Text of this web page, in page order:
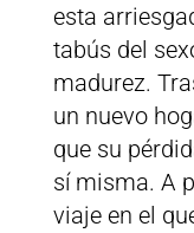
esta
tabús del
madurez.
un nuevo
que su
sí misma. A
viaje en el